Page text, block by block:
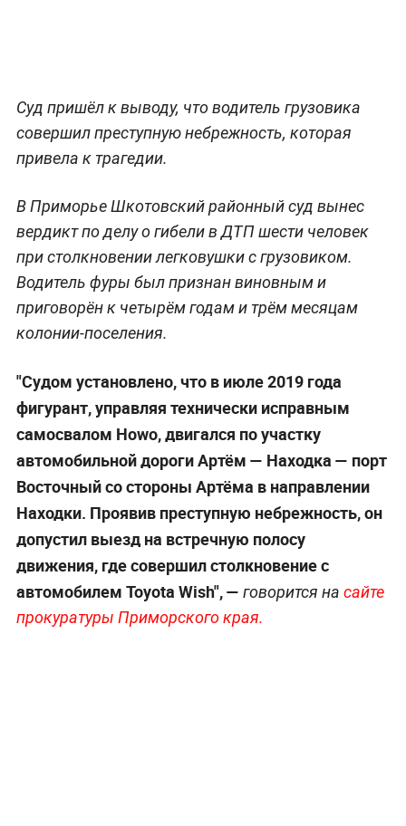
Суд пришёл к выводу, что водитель грузовика
совершил преступную небрежность, которая
привела к трагедии.
В Приморье Шкотовский районный суд вынес
вердикт по делу о гибели в ДТП шести человек
при столкновении легковушки с грузовиком.
Водитель фуры был признан виновным и
приговорён к четырём годам и трём месяцам
колонии-поселения.
"Судом установлено, что в июле 2019 года
фигурант, управляя технически исправным
самосвалом Howo, двигался по участку
автомобильной дороги Артём — Находка — порт
Восточный со стороны Артёма в направлении
Находки. Проявив преступную небрежность, он
допустил выезд на встречную полосу
движения, где совершил столкновение с
автомобилем Toyota Wish", — говорится на сайте
прокуратуры Приморского края.